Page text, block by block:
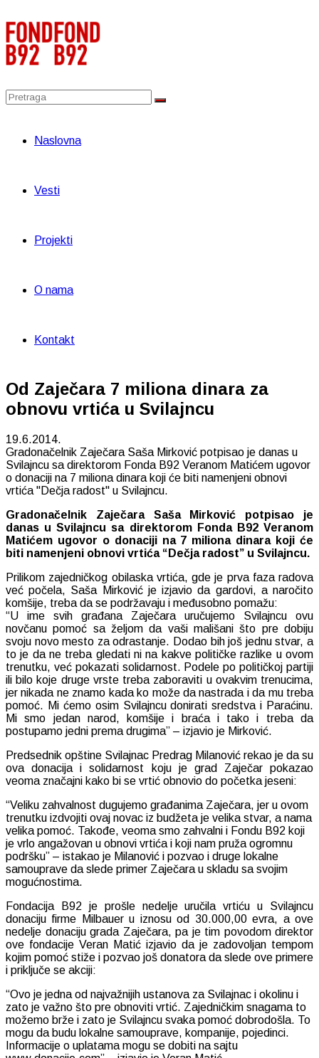
Naslovna
Vesti
Projekti
O nama
Kontakt
Od Zaječara 7 miliona dinara za
obnovu vrtića u Svilajncu
19.6.2014.
Gradonačelnik Zaječara Saša Mirković potpisao je danas u
Svilajncu sa direktorom Fonda B92 Veranom Matićem ugovor
o donaciji na 7 miliona dinara koji će biti namenjeni obnovi
vrtića "Dečja radost" u Svilajncu.
Gradonačelnik Zaječara Saša Mirković potpisao je
danas u Svilajncu sa direktorom Fonda B92 Veranom
Matićem ugovor o donaciji na 7 miliona dinara koji će
biti namenjeni obnovi vrtića “Dečja radost” u Svilajncu.
Prilikom zajedničkog obilaska vrtića, gde je prva faza radova
već počela, Saša Mirković je izjavio da gardovi, a naročito
komšije, treba da se podržavaju i međusobno pomažu:
“U ime svih građana Zaječara uručujemo Svilajncu ovu
novčanu pomoć sa željom da vaši mališani što pre dobiju
svoju novo mesto za odrastanje. Dodao bih još jednu stvar, a
to je da ne treba gledati ni na kakve političke razlike u ovom
trenutku, već pokazati solidarnost. Podele po političkoj partiji
ili bilo koje druge vrste treba zaboraviti u ovakvim trenucima,
jer nikada ne znamo kada ko može da nastrada i da mu treba
pomoć. Mi ćemo osim Svilajncu donirati sredstva i Paraćinu.
Mi smo jedan narod, komšije i braća i tako i treba da
postupamo jedni prema drugima” – izjavio je Mirković.
Predsednik opštine Svilajnac Predrag Milanović rekao je da su
ova donacija i solidarnost koju je grad Zaječar pokazao
veoma značajni kako bi se vrtić obnovio do početka jeseni:
“Veliku zahvalnost dugujemo građanima Zaječara, jer u ovom
trenutku izdvojiti ovaj novac iz budžeta je velika stvar, a nama
velika pomoć. Takođe, veoma smo zahvalni i Fondu B92 koji
je vrlo angažovan u obnovi vrtića i koji nam pruža ogromnu
podršku” – istakao je Milanović i pozvao i druge lokalne
samouprave da slede primer Zaječara u skladu sa svojim
mogućnostima.
Fondacija B92 je prošle nedelje uručila vrtiću u Svilajncu
donaciju firme Milbauer u iznosu od 30.000,00 evra, a ove
nedelje donaciju grada Zaječara, pa je tim povodom direktor
ove fondacije Veran Matić izjavio da je zadovoljan tempom
kojim pomoć stiže i pozvao još donatora da slede ove primere
i priključe se akciji:
“Ovo je jedna od najvažnijih ustanova za Svilajnac i okolinu i
zato je važno što pre obnoviti vrtić. Zajedničkim snagama to
možemo brže i zato je Svilajncu svaka pomoć dobrodošla. To
mogu da budu lokalne samouprave, kompanije, pojedinci.
Informacije o uplatama mogu se dobiti na sajtu